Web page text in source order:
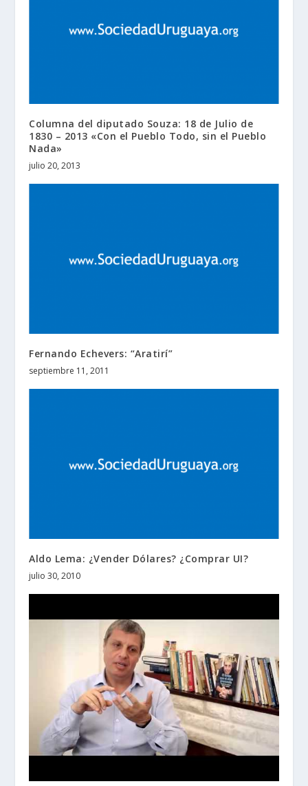
Columna del diputado Souza: 18 de Julio de
1830 – 2013 «Con el Pueblo Todo, sin el Pueblo
Nada»
julio 20, 2013
Fernando Echevers: “Aratirí”
septiembre 11, 2011
Aldo Lema: ¿Vender Dólares? ¿Comprar UI?
julio 30, 2010